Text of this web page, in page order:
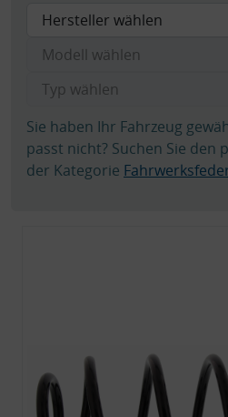
Sie haben Ihr Fahrzeug
passt nicht? Suchen Sie den
der Kategorie